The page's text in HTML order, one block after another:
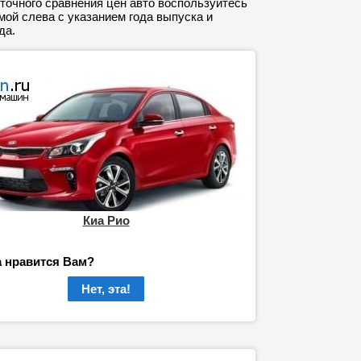
сравнения цен авто воспользуйтесь
слева с указанием года выпуска и
Киа Рио
нравится Вам?
Нет, эта!